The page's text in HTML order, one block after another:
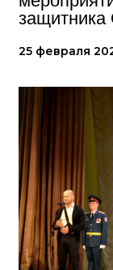
защитника
25 февраля